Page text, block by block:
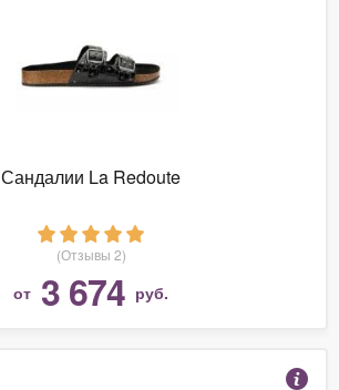
Сандалии La Redoute
(Отзывы 2)
от 3 674 руб.